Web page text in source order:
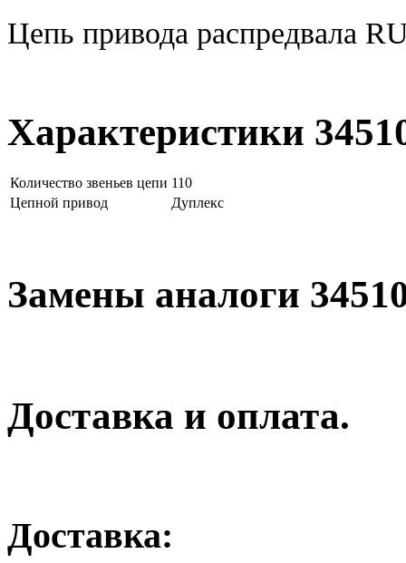
Цепь привода распредвала
Характеристики
Количество звеньев цепи 110
Цепной привод
Дуплекс
Замены аналоги
Доставка и оплата.
Доставка: